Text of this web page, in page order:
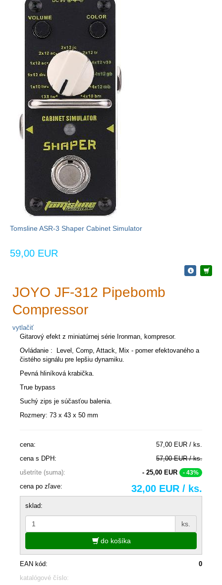
Tomsline ASR-3 Shaper Cabinet Simulator
59,00 EUR
JOYO JF-312 Pipebomb
Compressor
vytlačiť
Gitarový efekt z miniatúrnej série Ironman, kompresor.
Ovládanie : Level, Comp, Attack, Mix - pomer efektovaného a
čistého signálu pre lepšiu dynamiku.
Pevná hliníková krabička.
True bypass
Suchý zips je súčasťou balenia.
Rozmery: 73 x 43 x 50 mm
cena:
57,00 EUR / ks.
cena s DPH:
57,00 EUR / ks.
ušetríte (suma):
- 25,00 EUR - 43%
cena po zľave: 32,00 EUR / ks.
sklad:
ks.
do košíka
EAN kód:
0
katalógové číslo: